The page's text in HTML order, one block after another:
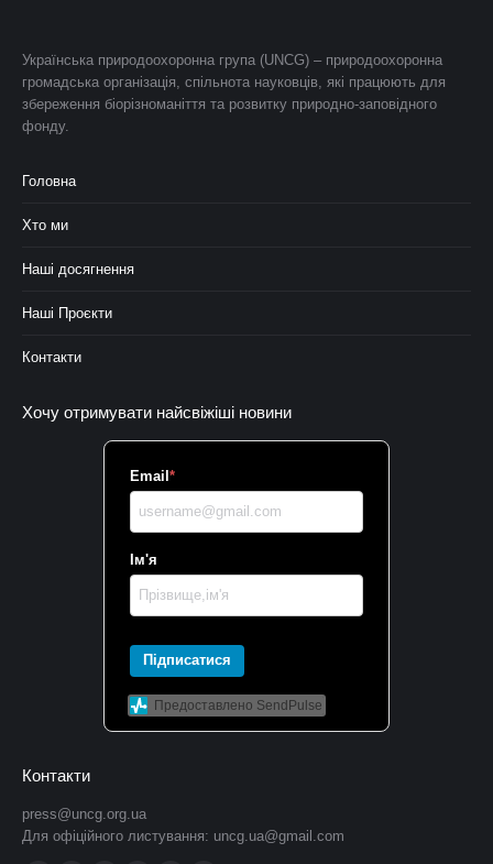
Українська природоохоронна група (UNCG) – природоохоронна
громадська організація, спільнота науковців, які працюють для
збереження біорізноманіття та розвитку природно-заповідного
фонду.
Головна
Хто ми
Наші досягнення
Наші Проєкти
Контакти
Хочу отримувати найсвіжіші новини
Email *
Ім'я
Підписатися
Предоставлено SendPulse
Контакти
press@uncg.org.ua
Для офіційного листування: uncg.ua@gmail.com